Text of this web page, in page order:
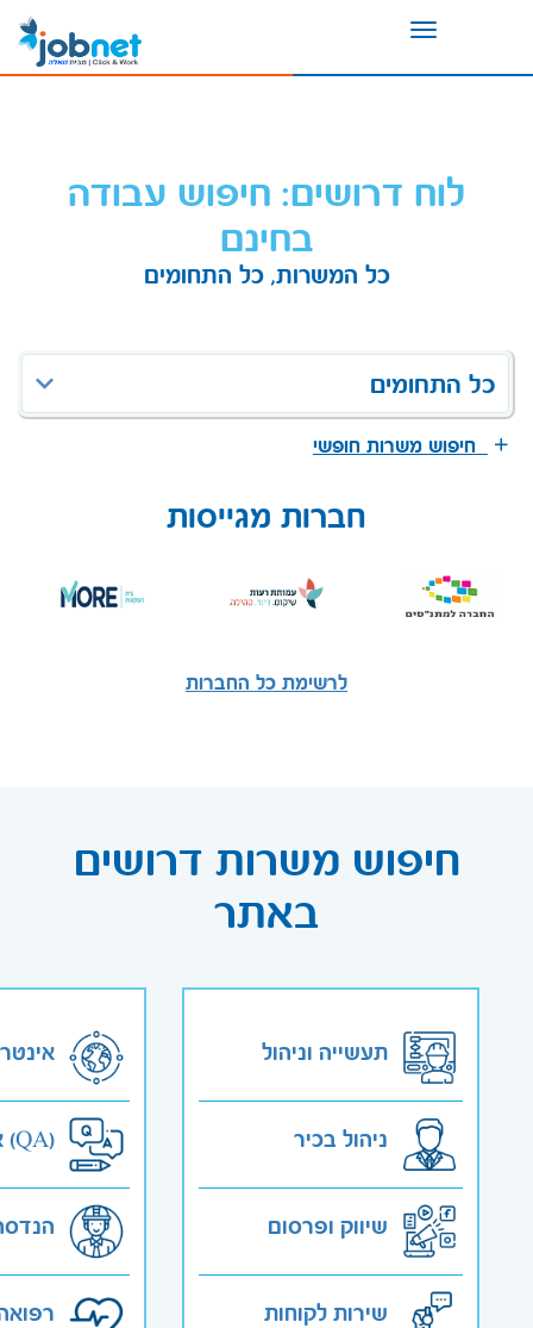
Toggle
לוח דרושים: חיפוש עבודה
בחינם
כל המשרות, כל התחומים
כל התחומים
חיפוש משרות חופשי
חברות מגייסות
לרשימת כל החברות
חיפוש משרות דרושים
באתר
תעשייה וניהול
ניהול בכיר
שיווק ופרסום
שירות לקוחות
אבטחת איכות (QA)